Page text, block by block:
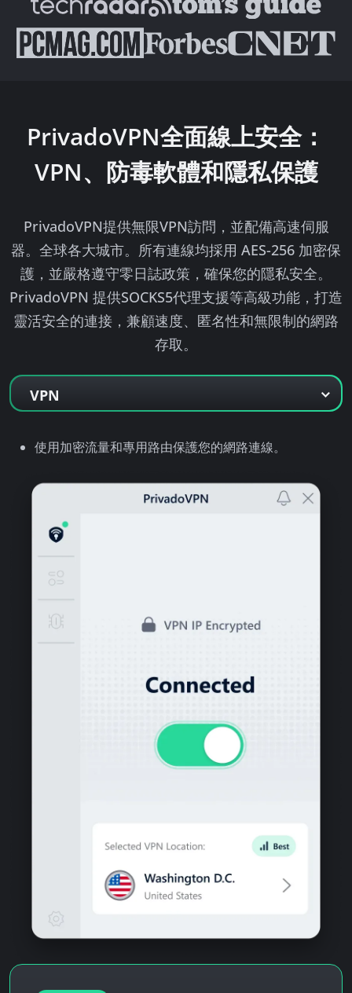
PrivadoVPN全面線上安全：
VPN、防毒軟體和隱私保護
PrivadoVPN提供無限VPN訪問，並配備高速伺服
器。 全球各大城市。所有連線均採用 AES-256 加密保
護，並嚴格遵守零日誌政策，確保您的隱私安全。
PrivadoVPN 提供SOCKS5代理支援等高級功能，打造
靈活安全的連接，兼顧速度、匿名性和無限制的網路
存取。
VPN
使用加密流量和專用路由保護您的網路連線。